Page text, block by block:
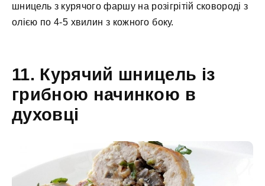
шницель з курячого фаршу на розігрітій сковороді з
олією по 4-5 хвилин з кожного боку.
11. Курячий шницель із
грибною начинкою в
духовці